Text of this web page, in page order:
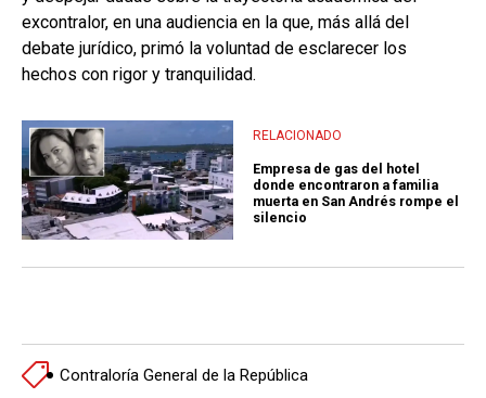
excontralor, en una audiencia en la que, más allá del
debate jurídico, primó la voluntad de esclarecer los
hechos con rigor y tranquilidad.
RELACIONADO
Empresa de gas del hotel
donde encontraron a familia
muerta en San Andrés rompe el
silencio
Contraloría General de la República